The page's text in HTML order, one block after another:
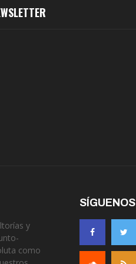
y
como
SÍGUENOS